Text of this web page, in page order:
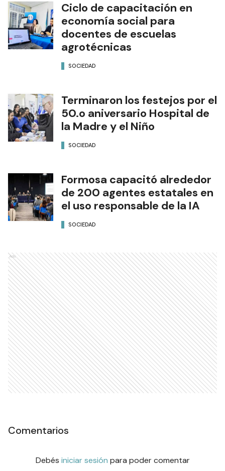
Ciclo de capacitación en
economía social para
docentes de escuelas
agrotécnicas
SOCIEDAD
Terminaron los festejos por el
50.o aniversario Hospital de
la Madre y el Niño
SOCIEDAD
Formosa capacitó alrededor
de 200 agentes estatales en
el uso responsable de la IA
SOCIEDAD
Ads
Comentarios
Debés iniciar sesión para poder comentar